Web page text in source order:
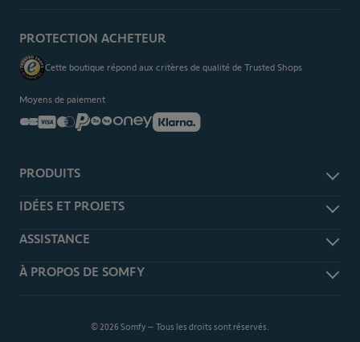
PRODUITS
Alarme et sécurité
Caméra de surveillance
Portail et garage
IDÉES ET PROJETS
Je m'informe
Je me prépare
ASSISTANCE
Rétractation
À PROPOS DE SOMFY
Découvrez Somfy
PROTECTION ACHETEUR
Cette boutique répond aux critères de qualité de Trusted Shops
Moyens de paiement
© 2026 Somfy – Tous les droits sont réservés.